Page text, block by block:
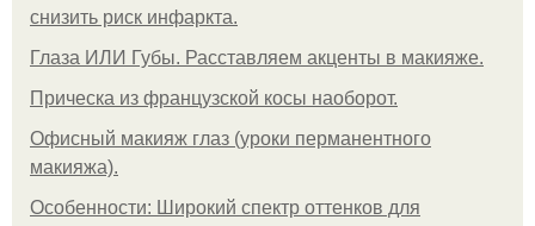
снизить риск инфаркта.
Глаза ИЛИ Губы. Расставляем акценты в макияже.
Прическа из французской косы наоборот.
Офисный макияж глаз (уроки перманентного
макияжа).
Особенности: Широкий спектр оттенков для